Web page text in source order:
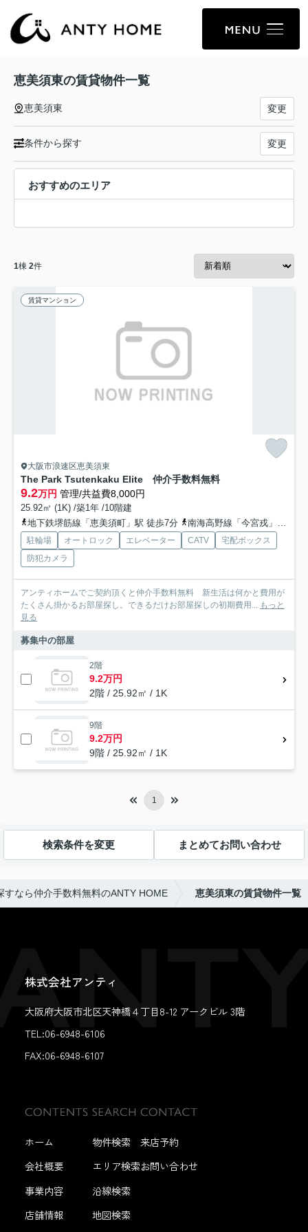
恵美須東の賃貸物件一覧
恵美須東 変更
条件から探す 変更
おすすめのエリア
1棟 2件
賃貸マンション
大阪市浪速区恵美須東
The Park Tsutenkaku Elite 仲介手数料無料
9.2万円 管理/共益費8,000円
25.92㎡ (1K) /築1年 /10階建
地下鉄堺筋線「恵美須町」駅 徒歩7分
南海高野線「今宮戎」駅 徒歩9分
駐輪場 オートロック エレベーター CATV
宅配ボックス
防犯カメラ
アンティホームでご契約頂くと仲介手数料無料 新生活は何かと費用が
たくさん掛かるお部屋探し。できるだけお部屋探しの初期費用...
もっと
見る
募集中の部屋
2階
9.2万円
2階 / 25.92㎡ / 1K
9階
9.2万円
9階 / 25.92㎡ / 1K
1
検索条件を変更 まとめてお問い合わせ
すなら仲介手数料無料のANTY HOME 恵美須東の賃貸物件一覧
株式会社アンティ
大阪府大阪市北区天神橋４丁目8-12 アークビル 3階
TEL:06-6948-6106
FAX:06-6948-6107
ホーム
会社概要
事業内容
店舗情報
物件検索
エリア検索
沿線検索
地図検索
来店予約
お問い合わせ